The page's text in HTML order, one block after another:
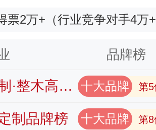
票2万+ （行业竞争对手4万
品牌榜
实木定制·整木高端定制品牌榜 十大品牌 第5
制品牌榜 十大品牌 第8